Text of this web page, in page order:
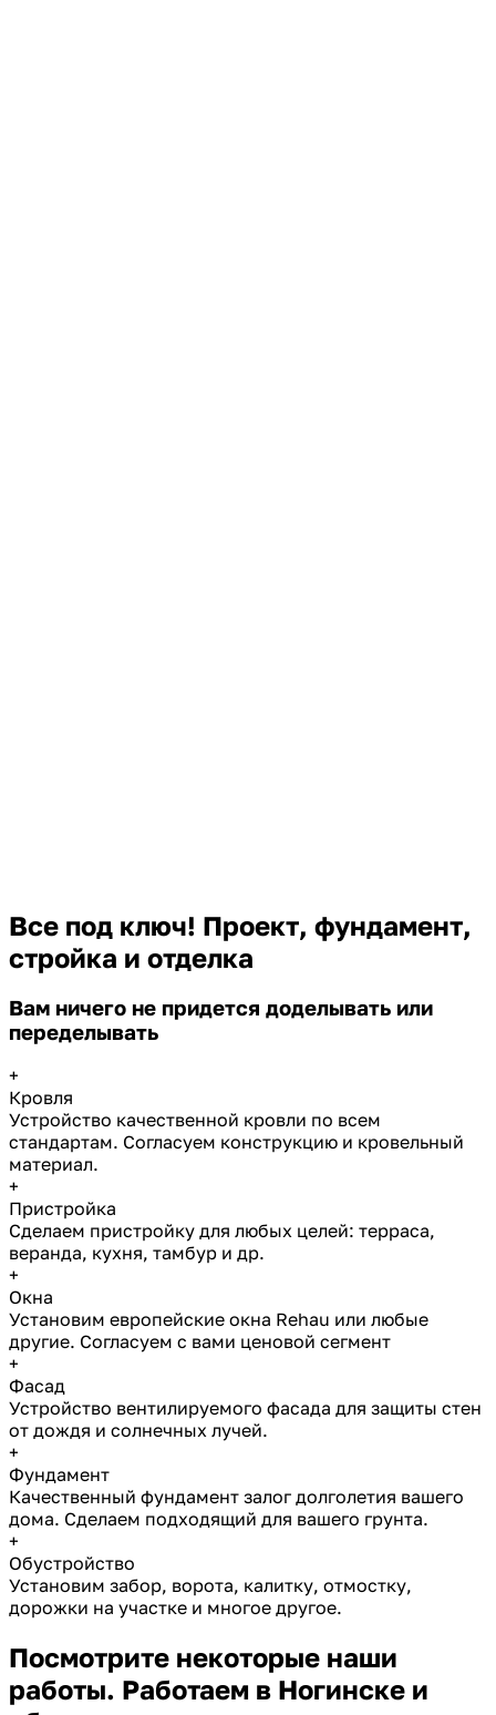
Все под ключ! Проект, фундамент,
стройка и отделка
Вам ничего не придется доделывать или
переделывать
+
Кровля
Устройство качественной кровли по всем
стандартам. Согласуем конструкцию и кровельный
материал.
+
Пристройка
Сделаем пристройку для любых целей: терраса,
веранда, кухня, тамбур и др.
+
Окна
Установим европейские окна Rehau или любые
другие. Согласуем с вами ценовой сегмент
+
Фасад
Устройство вентилируемого фасада для защиты стен
от дождя и солнечных лучей.
+
Фундамент
Качественный фундамент залог долголетия вашего
дома. Сделаем подходящий для вашего грунта.
+
Обустройство
Установим забор, ворота, калитку, отмостку,
дорожки на участке и многое другое.
Посмотрите некоторые наши
работы. Работаем в Ногинске и